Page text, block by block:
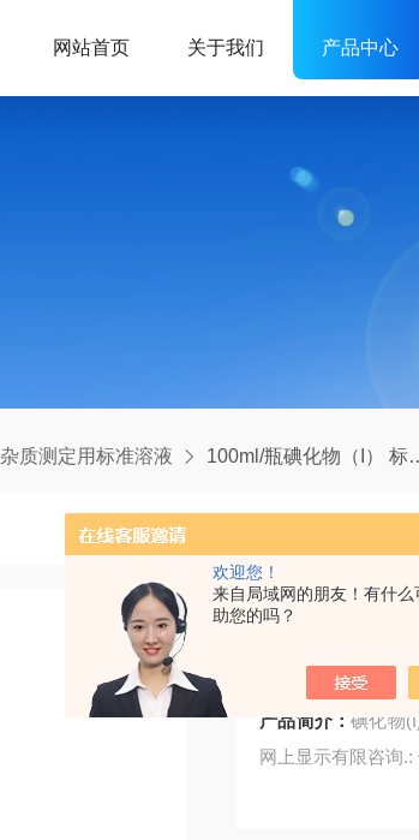
欢迎您！
来自局域网的朋友！有什么
助您的吗？
网站首页 关于我们 产品中心
杂质测定用标准溶液 100ml/瓶碘化物（I） 标准溶液
碘化物（I
产品简介：碘化物(I) 标准溶液 我单位生产各
网上显示有限咨询.: